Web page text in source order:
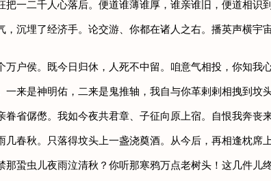
一二千人心落后。便道谁薄谁厚，谁亲谁旧，便道相识到
沉埋了经济手。论交游、你都在诸人之右。播英声横宇
户侯。既今日归休，人死不中留。咱意气相投，你知我
来是神明佑，二来是鬼推轴，我自与你革剌剌相拽到坟头
省僝僽。我如今夜共君章、子征向原上宿。自恨我奔丧
春秋。只落得坟头上一盏浇奠酒。从今后，再相逢枕席
蛩虫儿夜雨泣清秋？你听那寒鸦万点老树头！这几件儿